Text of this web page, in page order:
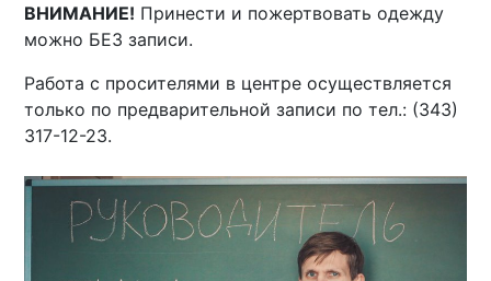
ВНИМАНИЕ! Принести и пожертвовать одежду
можно БЕЗ записи.
Работа с просителями в центре осуществляется
только по предварительной записи по тел.: (343)
317-12-23.